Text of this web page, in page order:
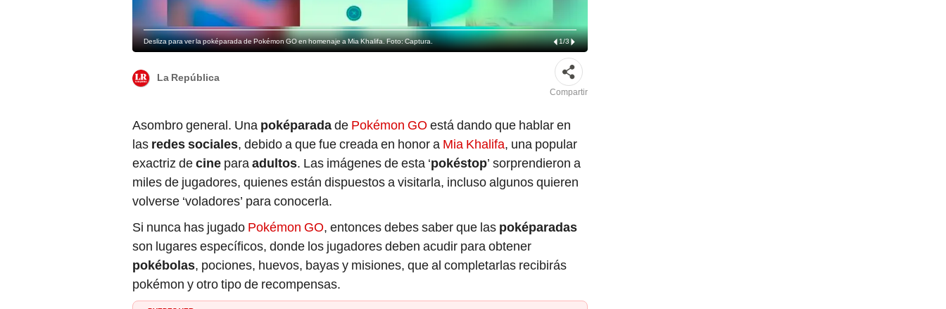
Desliza para ver la poképarada de Pokémon GO en homenaje a Mia Khalifa. Foto: Captura. 1/3
La República
Compartir
Asombro general. Una poképaradade Pokémon GO está dando que hablar en
las redes sociales, debido a que fue creada en honor a Mia Khalifa, una popular
exactriz decine paraadultos. Las imágenes de esta ‘pokéstop’ sorprendieron a
miles de jugadores, quienes están dispuestos a visitarla, incluso algunos quieren
volverse ‘voladores’ para conocerla.
Si nunca has jugado Pokémon GO, entonces debes saber que las poképaradas
son lugares específicos, donde los jugadores deben acudir para obtener
pokébolas, pociones, huevos, bayas y misiones, que al completarlas recibirás
pokémon y otro tipo de recompensas.